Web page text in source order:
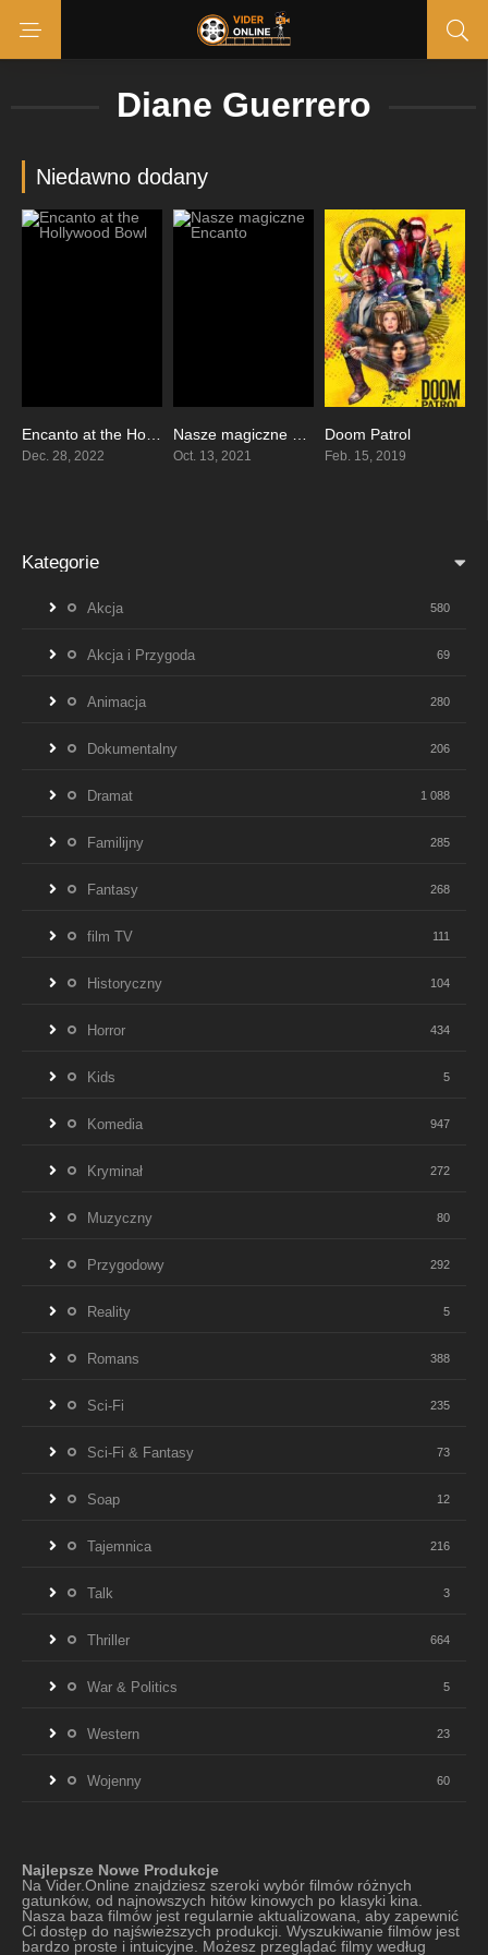
Diane Guerrero
Niedawno dodany
0
Dec. 28, 2022
7.2
Oct. 13, 2021
Doom Patrol
Feb. 15, 2019
Kategorie
Akcja 580
Akcja i Przygoda 69
Animacja 280
Dokumentalny 206
Dramat 1 088
Familijny 285
Fantasy 268
film TV 111
Historyczny 104
Horror 434
Kids 5
Komedia 947
Kryminał 272
Muzyczny 80
Przygodowy 292
Reality 5
Romans 388
Sci-Fi 235
Sci-Fi & Fantasy 73
Soap 12
Tajemnica 216
Talk 3
Thriller 664
War & Politics 5
Western 23
Wojenny 60
Najlepsze Nowe Produkcje
Na Vider.Online znajdziesz szeroki wybór filmów różnych
gatunków, od najnowszych hitów kinowych po klasyki kina.
Nasza baza filmów jest regularnie aktualizowana, aby zapewnić
Ci dostęp do najświeższych produkcji. Wyszukiwanie filmów jest
bardzo proste i intuicyjne. Możesz przeglądać filmy według